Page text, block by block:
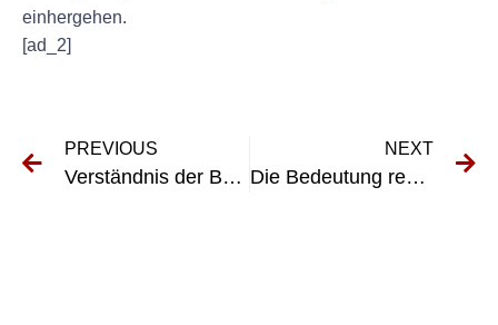
einhergehen.
[ad_2]
PREVIOUS
Verständnis der Bedeutung von Elektroprüfung DGUV für die Sicherheit am Arbeitsplatz
NEXT
Die Bedeutung regulärer Gabelstaplerinspektionen und Wartung